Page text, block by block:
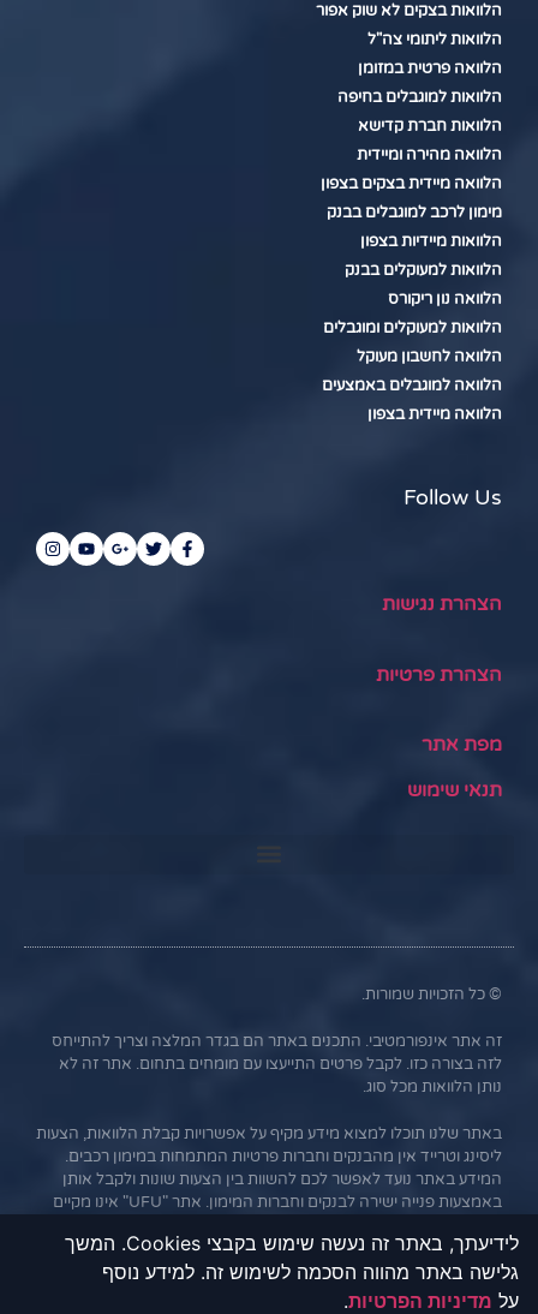
הלוואות בצקים לא שוק אפור
הלוואות ליתומי צה"ל
הלוואה פרטית במזומן
הלוואות למוגבלים בחיפה
הלוואות חברת קדישא
הלוואה מהירה ומיידית
הלוואה מיידית בצקים בצפון
מימון לרכב למוגבלים בבנק
הלוואות מיידיות בצפון
הלוואות למעוקלים בבנק
הלוואה נון ריקורס
הלוואות למעוקלים ומוגבלים
הלוואה לחשבון מעוקל
הלוואה למוגבלים באמצעים
הלוואה מיידית בצפון
Follow Us
הצהרת נגישות
הצהרת פרטיות
מפת אתר
תנאי שימוש
© כל הזכויות שמורות.
זה אתר אינפורמטיבי. התכנים באתר הם בגדר המלצה וצריך להתייחס
לזה בצורה כזו. לקבל פרטים התייעצו עם מומחים בתחום. אתר זה לא
נותן הלוואות מכל סוג.
באתר שלנו תוכלו למצוא מידע מקיף על אפשרויות קבלת הלוואות, הצעות
ליסינג וטרייד אין מהבנקים וחברות פרטיות המתמחות במימון רכבים.
המידע באתר נועד לאפשר לכם להשוות בין הצעות שונות ולקבל אותן
באמצעות פנייה ישירה לבנקים וחברות המימון. אתר "UFU" אינו מקיים
לגולשים בלבד. חשוב לציין כי אי עמידה בתנאי ההלוואה או בהחזר
האשראי עלול לגרור חיוב בריבית פיגורים והליכי הוצאה לפועל.
לידיעתך, באתר זה נעשה שימוש בקבצי Cookies. המשך
גלישה באתר מהווה הסכמה לשימוש זה. למידע נוסף
על מדיניות הפרטיות.